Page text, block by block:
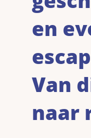
en
Van
naar